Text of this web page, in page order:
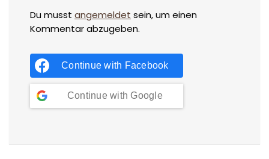
Du musst angemeldet sein, um einen
Kommentar abzugeben.
Continue with Facebook
Continue with Google